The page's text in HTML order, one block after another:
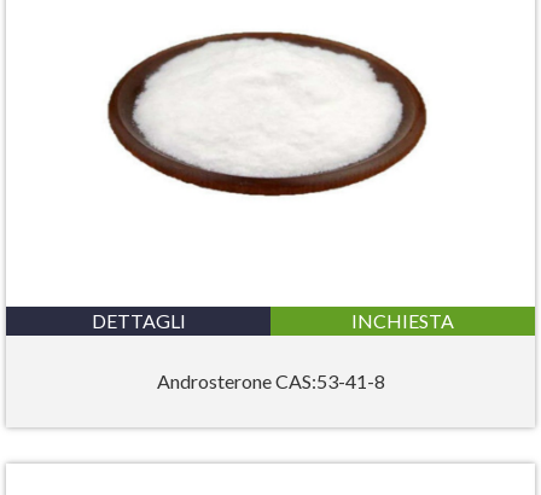
DETTAGLI INCHIESTA
Androsterone CAS:53-41-8